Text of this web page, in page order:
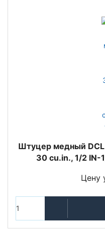
Штуцер медный
30 cu.in., 1/2 IN-
Цену